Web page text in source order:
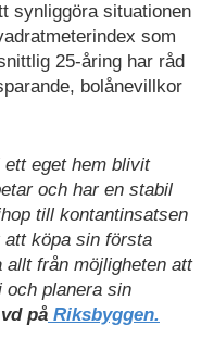
synliggöra situationen
som
25-åring har råd
bolånevillkor
ett eget hem blivit
och har en stabil
till kontantinsatsen
att köpa sin första
från möjligheten att
planera sin
på Riksbyggen.